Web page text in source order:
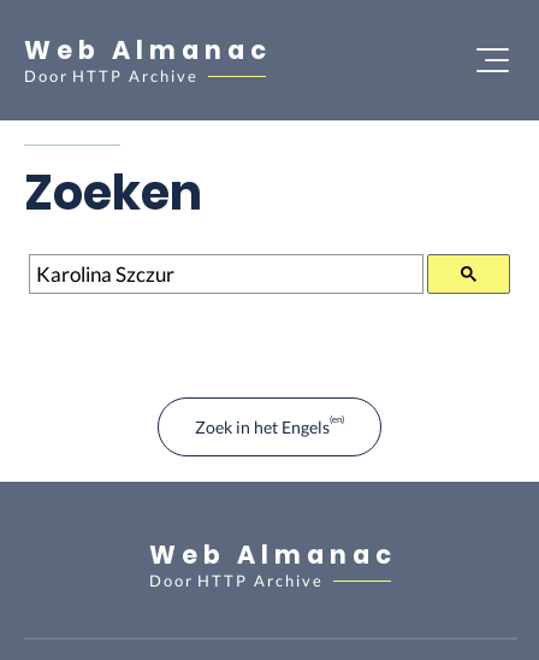
Web Almanac
Door HTTP Archive
Zoeken
Zoeken
Zoek in het Engels
Web Almanac
Door HTTP Archive